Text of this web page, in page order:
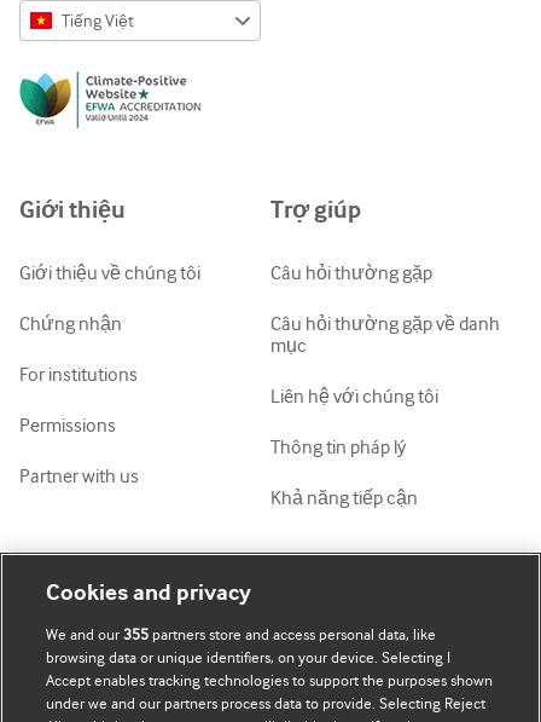
Tiếng Việt
Русский
ქართული
Giới thiệu
Giới thiệu về chúng tôi
Chứng nhận
For institutions
Permissions
Partner with us
Trợ giúp
Câu hỏi thường gặp
Câu hỏi thường gặp về danh
mục
Liên hệ với chúng tôi
Thông tin pháp lý
Khả năng tiếp cận
Tài khoản của tôi
Đăng ký mua
Cập nhật thông tin của tôi
BMJ company
BMJ Best Practice
Cookies and privacy
We and our355 partners store and access personal data, like
browsing data or unique identifiers, on your device. Selecting I
Accept enables tracking technologies to support the purposes shown
under we and our partners process data to provide. Selecting Reject